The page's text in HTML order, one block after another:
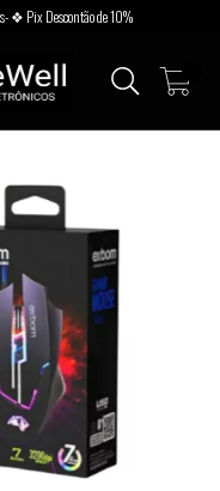
❖ Pix Descontão de 10%